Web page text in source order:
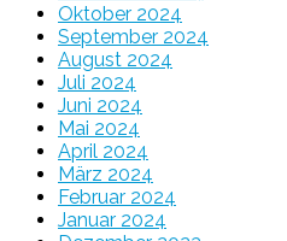
Oktober 2024
September 2024
August 2024
Juli 2024
Juni 2024
Mai 2024
April 2024
März 2024
Februar 2024
Januar 2024